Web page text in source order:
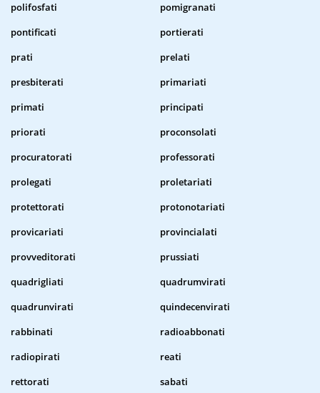
polifosfati
pomigranati
pontificati
portierati
prati
prelati
presbiterati
primariati
primati
principati
priorati
proconsolati
procuratorati
professorati
prolegati
proletariati
protettorati
protonotariati
provicariati
provincialati
provveditorati
prussiati
quadrigliati
quadrumvirati
quadrunvirati
quindecenvirati
rabbinati
radioabbonati
radiopirati
reati
rettorati
sabati